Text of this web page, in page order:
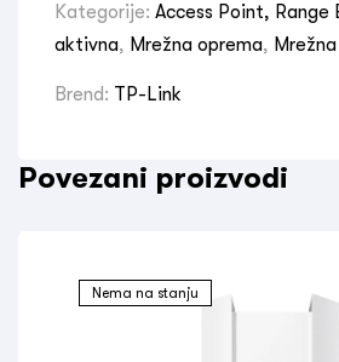
Kategorije: Access Point, Range
aktivna, Mrežna oprema,
Brend: TP-Link
Povezani proizvodi
Nema na stanju